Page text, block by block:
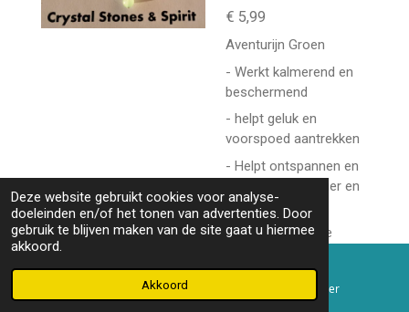
Deze website gebruikt cookies voor analyse-
doeleinden en/of het tonen van advertenties. Door
gebruik te blijven maken van de site gaat u hiermee
akkoord.
Akkoord
€ 5,99
Aventurijn Groen
- Werkt kalmerend en
beschermend
- helpt geluk en
voorspoed aantrekken
- Helpt ontspannen en
maakt je geduldiger en
positiever
- Helpt je om je te
daar naar toe te
werken en door te
Telefoonnummer